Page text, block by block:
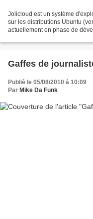
Jolicloud est un système
sur les distributions Ubuntu
actuellement en phase de
Gaffes de
Publié le 05/08/2010 à 10:09
Par Mike Da Funk